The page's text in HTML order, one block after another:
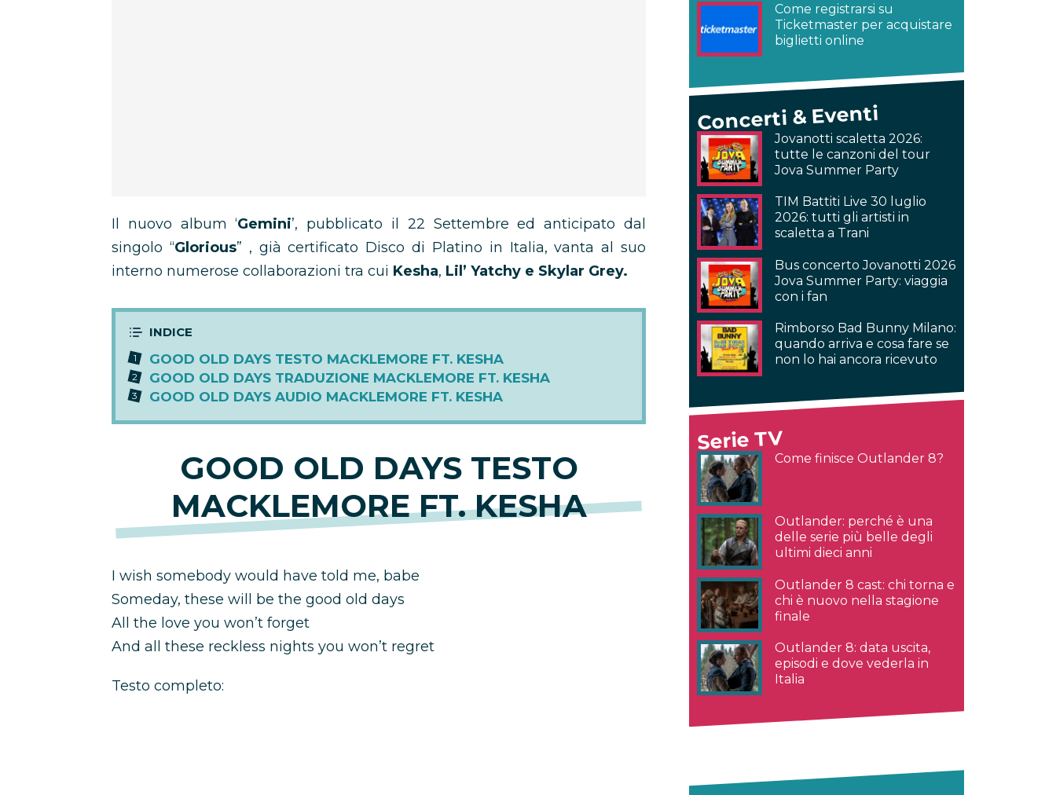
Il nuovo album ‘Gemini’, pubblicato il 22 Settembre ed anticipato dal
singolo “Glorious” , già certificato Disco di Platino in Italia, vanta al suo
interno numerose collaborazioni tra cui Kesha, Lil’ Yatchy e Skylar Grey.
GOOD OLD DAYS TESTO MACKLEMORE FT. KESHA
GOOD OLD DAYS TRADUZIONE MACKLEMORE FT. KESHA
GOOD OLD DAYS AUDIO MACKLEMORE FT. KESHA
GOOD OLD DAYS TESTO
MACKLEMORE FT. KESHA
I wish somebody would have told me, babe
Someday, these will be the good old days
All the love you won’t forget
And all these reckless nights you won’t regret
Testo completo:
Come registrarsi su
Ticketmaster per acquistare
biglietti online
Concerti & Eventi
Jovanotti scaletta 2026:
tutte le canzoni del tour
Jova Summer Party
TIM Battiti Live 30 luglio
2026: tutti gli artisti in
scaletta a Trani
Bus concerto Jovanotti 2026
Jova Summer Party: viaggia
con i fan
Rimborso Bad Bunny Milano:
quando arriva e cosa fare se
non lo hai ancora ricevuto
Serie TV
Come finisce Outlander 8?
Outlander: perché è una
delle serie più belle degli
ultimi dieci anni
Outlander 8 cast: chi torna e
chi è nuovo nella stagione
finale
Outlander 8: data uscita,
episodi e dove vederla in
Italia